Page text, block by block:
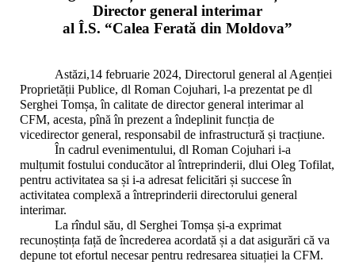
Director general interimar
al Î.S. “Calea Ferată din Moldova”
Astăzi,14 februarie 2024, Directorul general al Agenției
Proprietății Publice, dl Roman Cojuhari, l-a prezentat pe dl
Serghei Tomșa, în calitate de director general interimar al
CFM, acesta, pînă în prezent a îndeplinit funcția de
vicedirector general, responsabil de infrastructură și tracțiune.
În cadrul evenimentului, dl Roman Cojuhari i-a
mulțumit fostului conducător al întreprinderii, dlui Oleg Tofilat,
pentru activitatea sa și i-a adresat felicitări și succese în
activitatea complexă a întreprinderii directorului general
interimar.
La rîndul său, dl Serghei Tomșa și-a exprimat
recunoștința față de încrederea acordată și a dat asigurări că va
depune tot efortul necesar pentru redresarea situației la CFM.